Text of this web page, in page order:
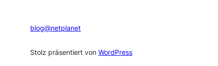
blog@netplanet
Stolz präsentiert vonWordPress